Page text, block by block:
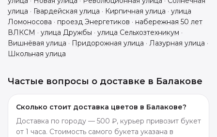
улица · Гвардейская улица · Кирпичная улица · улица
Ломоносова · проезд Энергетиков · набережная 50 лет
ВЛКСМ · улица Дружбы · улица Сельхозтехникум ·
Вишнёвая улица · Придорожная улица · Лазурная улица ·
Школьная улица
Частые вопросы о доставке в Балакове
Сколько стоит доставка цветов в Балакове?
Доставка по городу — 500 ₽, курьер привозит букет
от 1 часа. Стоимость самого букета указана в